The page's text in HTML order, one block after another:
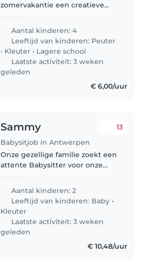
zomervakantie een creatieve
schatten. Speels en energiek
gezelschap is welkom! Iemand
die graag met huisdieren
omgaat en eenvoudige
maaltijden..
Aantal kinderen: 4
Leeftijd van kinderen: Peuter
• Kleuter • Lagere school
Laatste activiteit: 3 weken
geleden
€ 6,00/uur
Sammy
Babysitjob in Antwerpen
13
Onze gezellige familie zoekt een
attente Babysitter voor onze
een speelse dreumes van 3 jaar.
Ze zijn vol energie, altijd in voor
een spelletje en..
Aantal kinderen: 2
Leeftijd van kinderen: Baby •
Kleuter
Laatste activiteit: 3 weken
geleden
€ 10,48/uur